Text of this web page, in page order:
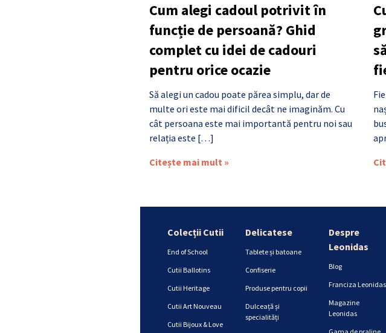
Cum alegi cadoul potrivit în
funcție de persoană? Ghid
complet cu idei de cadouri
pentru orice ocazie
Să alegi un cadou poate părea simplu, dar de
multe ori este mai dificil decât ne imaginăm. Cu
cât persoana este mai importantă pentru noi sau
relația este […]
Citește mai mult »
Colecții Cutii
End of School
Cutii Ballotins
Cutii Heritage
Cutii Art Nouveau
Cutii Bijoux & Love
Delicatese
Tablete și batoane
Confiserie
Produse pentru copii
Dulceață și
specialități
Despre
Leonidas
Blog
Franciza Leonidas
Magazine
Leonidas